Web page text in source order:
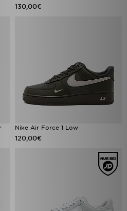
130,00€
Nike Air Force 1 Low
120,00€